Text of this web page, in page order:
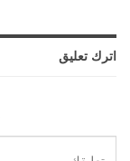
اترك تعليق